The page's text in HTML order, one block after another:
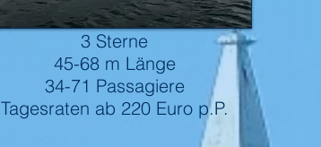
3 Sterne
45-68 m Länge
34-71 Passagiere
Tagesraten ab 220 Euro p.P.